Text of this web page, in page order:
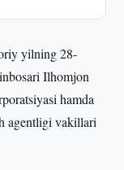
yilning 28-
Ilhomjon
hamda
agentligi vakillari